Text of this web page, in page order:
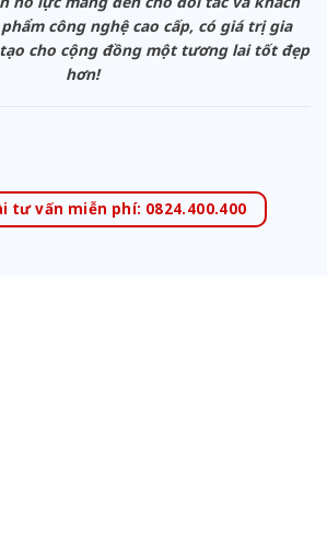
công nghệ cao cấp, có giá trị gia
cho cộng đồng một tương lai tốt đẹp
hơn!
tư vấn miễn phí: 0824.400.400